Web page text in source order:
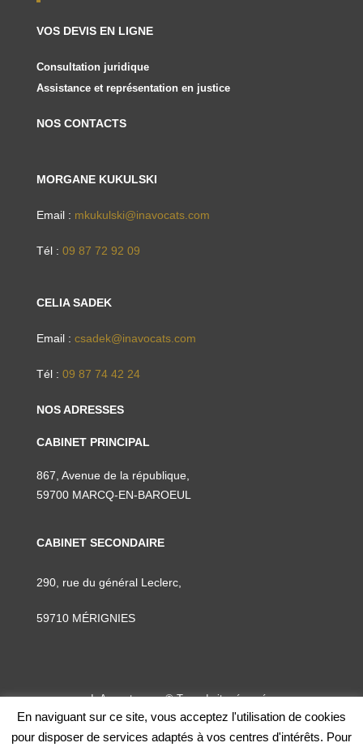
VOS DEVIS EN LIGNE
Consultation juridique
Assistance et représentation en justice
NOS CONTACTS
MORGANE KUKULSKI
Email : mkukulski@inavocats.com
Tél : 09 87 72 92 09
CELIA SADEK
Email : csadek@inavocats.com
Tél : 09 87 74 42 24
NOS ADRESSES
CABINET PRINCIPAL
867, Avenue de la république,
59700 MARCQ-EN-BAROEUL
CABINET SECONDAIRE
290, rue du général Leclerc,
59710 MÉRIGNIES
InAvocats.com © Tous droits réservés
CGU
En naviguant sur ce site, vous acceptez l'utilisation de cookies
pour disposer de services adaptés à vos centres d'intérêts. Pour